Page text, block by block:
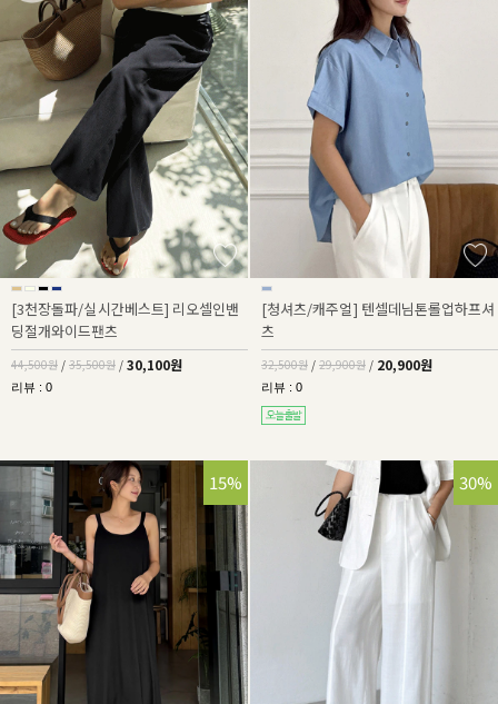
[3천장돌파/실시간베스트] 리오셀인밴
딩절개와이드팬츠
44,500원 / 35,500원 / 30,100원
리뷰 : 0
[청셔츠/캐주얼] 텐셀데님톤롤업하프셔
츠
32,500원 / 29,900원 / 20,900원
리뷰 : 0
15% 30%